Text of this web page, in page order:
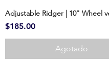
Adjustable Ridger | 10" Wheel
Precio
$185.00
Agotado